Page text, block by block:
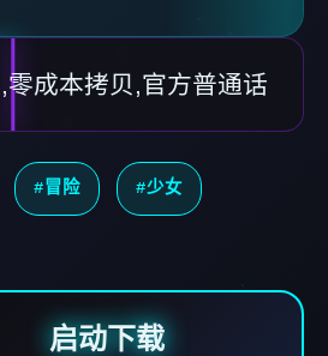
零成本拷贝,官方普通话
#冒险 #少女
启动下载